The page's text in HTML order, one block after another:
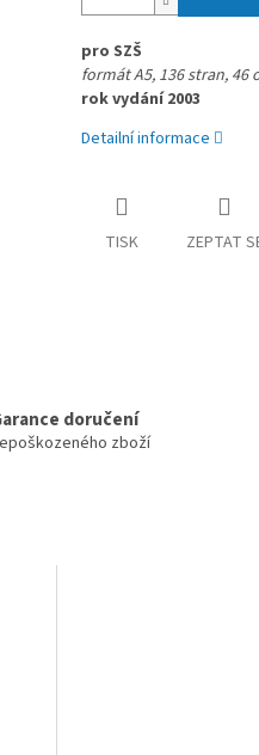
pro SZŠ
formát A5, 136 stran, 46
rok vydání 2003
Detailní informace
TISK ZEPTAT
doručení
zboží